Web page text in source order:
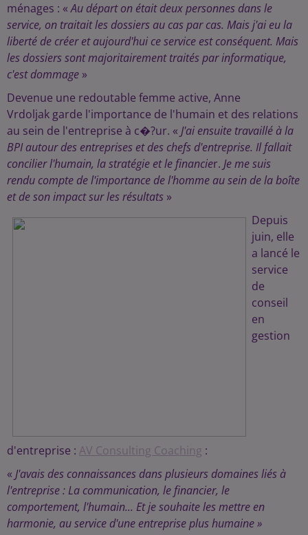
ménages : «Au départ on était deux personnes dans le
service, on traitait les dossiers au cas par cas. Mais j'ai eu la
liberté de créer et aujourd'hui ce service est conséquent. Mais
les dossiers sont majoritairement traités par informatique,
c'est dommage »
Devenue une redoutable femme active, Anne
Vrdoljak garde l'importance de l'humain et des relations
au sein de l'entreprise à c�?ur. « J'ai ensuite travaillé à la
BPI autour des entreprises et des chefs d'entreprise. Il fallait
concilier l'humain, la stratégie et le financier. Je me suis
rendu compte de l'importance de l'homme au sein de la boîte
et de son impact sur les résultats »
Depuis
juin, elle
a lancé le
service
de
conseil
en
gestion
d'entreprise : AV Consulting Coaching :
« J'avais des connaissances dans plusieurs domaines liés à
l'entreprise : La communication, le financier, le
comportement, l'humain... Et je souhaite les mettre en
harmonie, au service d'une entreprise plus humaine »